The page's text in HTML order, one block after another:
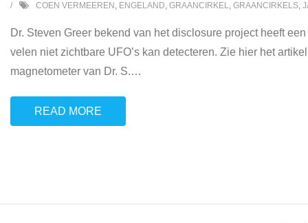
COEN VERMEEREN , ENGELAND, GRAANCIRKEL, GRAANCIRKELS,
Dr. Steven Greer bekend van het disclosure project heeft
velen niet zichtbare UFO’s kan detecteren. Zie hier het
magnetometer van Dr. S.…
READ MORE